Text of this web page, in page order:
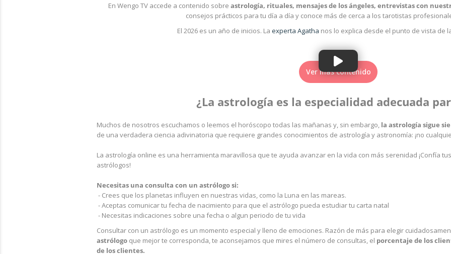
En Wengo TV accede a contenido sobre astrología, rituales, mensajes de los ángeles, entrevistas con
consejos prácticos para tu día a día y conoce más de cerca a los tarotistas
El 2026 es un año de inicios. La experta Agatha nos lo explica desde el punto de vista de
Ver más contenido
¿La astrología es la especialidad adecuada
Muchos de nosotros escuchamos o leemos el horóscopo todas las mañanas y, sin embargo, la astrología sigue
de una verdadera ciencia adivinatoria que requiere grandes conocimientos de astrología y astronomía: ¡no
La astrología online es una herramienta maravillosa que te ayuda avanzar en la vida con más serenidad ¡Confía
astrólogos!
Necesitas una consulta con un astrólogo si:
- Crees que los planetas influyen en nuestras vidas, como la Luna en las mareas.
- Aceptas comunicar tu fecha de nacimiento para que el astrólogo pueda estudiar tu carta natal
- Necesitas indicaciones sobre una fecha o algun periodo de tu vida
Consultar con un astrólogo es un momento especial y lleno de emociones. Razón de más para elegir
astrólogo que mejor te corresponda, te aconsejamos que mires el número de consultas, el porcentaje de los
de los clientes.